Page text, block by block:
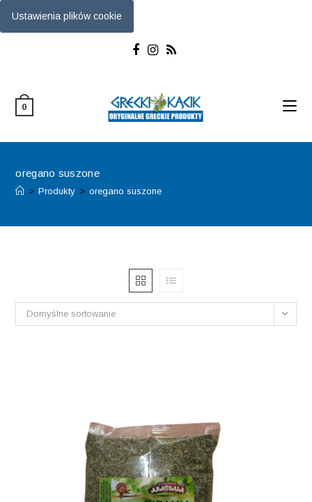
Ustawienia plików cookie
0
oregano suszone
> Produkty > oregano suszone
Domyślne sortowanie